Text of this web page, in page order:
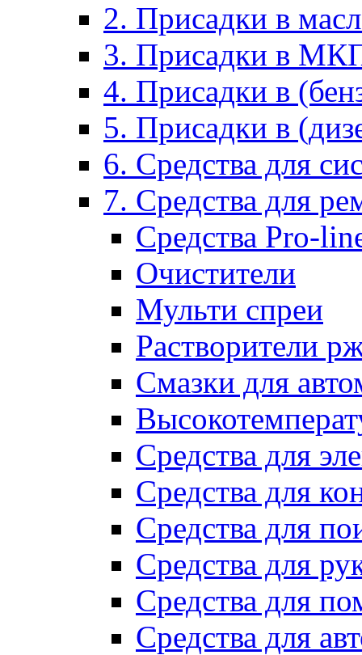
2. Присадки в
3. Присадки в
4. Присадки в
5. Присадки в
6. Средства для
7. Средства для
Средства Pro-
Очистители
Мульти спреи
Растворители
Смазки для
Средства для
Средства для
Средства для
Средства для
Средства для
Средства для